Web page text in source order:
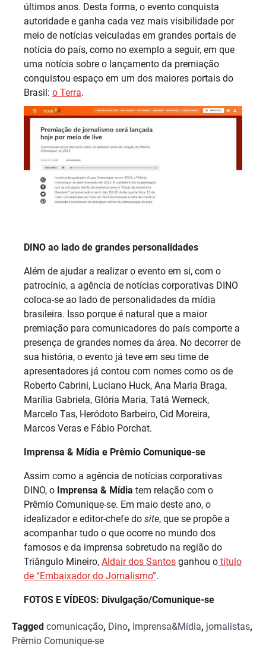
últimos anos. Desta forma, o evento conquista
autoridade e ganha cada vez mais visibilidade por
meio de notícias veiculadas em grandes portais de
notícia do país, como no exemplo a seguir, em que
uma notícia sobre o lançamento da premiação
conquistou espaço em um dos maiores portais do
Brasil: o Terra.
DINO ao lado de grandes personalidades
Além de ajudar a realizar o evento em si, com o
patrocínio, a agência de notícias corporativas DINO
coloca-se ao lado de personalidades da mídia
brasileira. Isso porque é natural que a maior
premiação para comunicadores do país comporte a
presença de grandes nomes da área. No decorrer de
sua história, o evento já teve em seu time de
apresentadores já contou com nomes como os de
Roberto Cabrini, Luciano Huck, Ana Maria Braga,
Marília Gabriela, Glória Maria, Tatá Werneck,
Marcelo Tas, Heródoto Barbeiro, Cid Moreira,
Marcos Veras e Fábio Porchat.
Imprensa & Mídia e Prêmio Comunique-se
Assim como a agência de notícias corporativas
DINO, o Imprensa & Mídia tem relação com o
Prêmio Comunique-se. Em maio deste ano, o
idealizador e editor-chefe do site, que se propõe a
acompanhar tudo o que ocorre no mundo dos
famosos e da imprensa sobretudo na região do
Triângulo Mineiro, Aldair dos Santos ganhou o título
de “Embaixador do Jornalismo”.
FOTOS E VÍDEOS: Divulgação/Comunique-se
Tagged comunicação, Dino, Imprensa&Mídia, jornalistas,
Prêmio Comunique-se